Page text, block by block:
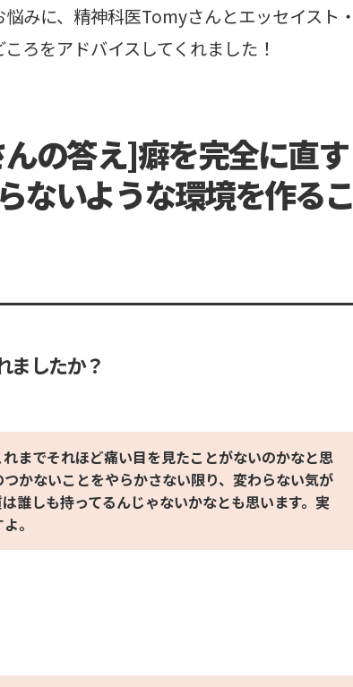
みに、精神科医Tomyさんとエッセイスト・
ろをアドバイスしてくれました！
の答え]癖を完全に直す
ないような環境を作るこ
ましたか？
までそれほど痛い目を見たことがないのかなと思
かないことをやらかさない限り、変わらない気が
誰しも持ってるんじゃないかなとも思います。実
。